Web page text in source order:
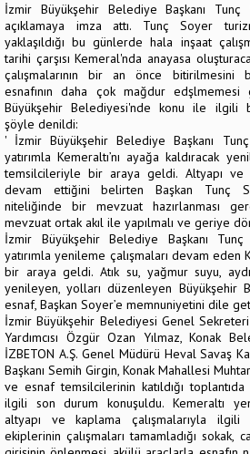
İzmir Büyükşehir Belediye Başkanı
açıklamaya imza attı. Tunç Soyer
yaklaşıldığı bu günlerde hala inşaat
tarihi çarşısı Kemeral'nda anayasa
çalışmalarının bir an önce bitirilmesini
esnafının daha çok mağdur edşlmemesi
Büyükşehir Belediyesi'nde konu ile ilgili
şöyle denildi:
' İzmir Büyükşehir Belediye Başkanı
yatırımla Kemeraltı’nı ayağa kaldıracak
temsilcileriyle bir araya geldi. Altyapı ve
devam ettiğini belirten Başkan Tunç
niteliğinde bir mevzuat hazırlanması
mevzuat ortak akıl ile yapılmalı ve geriye
İzmir Büyükşehir Belediye Başkanı
yatırımla yenileme çalışmaları devam eden
bir araya geldi. Atık su, yağmur suyu,
yenileyen, yolları düzenleyen Büyükşehir
esnaf, Başkan Soyer’e memnuniyetini dile
İzmir Büyükşehir Belediyesi Genel Sekreteri
Yardımcısı Özgür Ozan Yılmaz, Konak
İZBETON A.Ş. Genel Müdürü Heval Savaş
Başkanı Semih Girgin, Konak Mahallesi
ve esnaf temsilcilerinin katıldığı
ilgili son durum konuşuldu. Kemeraltı
altyapı ve kaplama çalışmalarıyla ilgili
ekiplerinin çalışmaları tamamladığı